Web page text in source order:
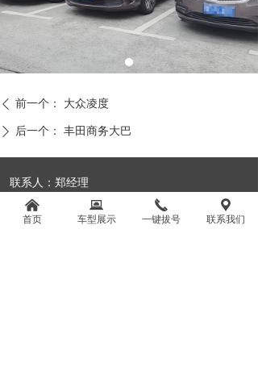
ꄴ 前一个： 大众凌度
ꄲ 后一个： 丰田商务大巴
联系人：郑经理
电话：18620909718（微信同号）
地址：广州市天河区广棠西路18号三楼C086房
낀
首页
뀵
车型展示
끅
一键拔号
끇
联系我们